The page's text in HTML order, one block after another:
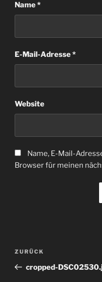
Name*
E-Mail-Adresse*
Website
Name, E-Mail-
Browser für meinen
Beitragsnavigation
Vorheriger
Beitrag
ZURÜCK
cropped-